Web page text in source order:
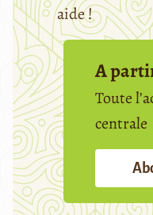
aide !
A
Toute
centrale